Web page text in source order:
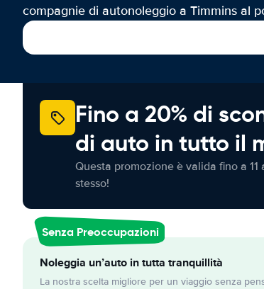
compagnie di autonoleggio a Timmins al
Fino a 20% di
di auto in tutto il
Questa promozione è valida fino a
stesso!
Senza Preoccupazioni
Noleggia un’auto in tutta tranquillità
La nostra scelta migliore per un viaggio senza